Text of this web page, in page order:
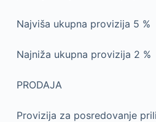
Najviša ukupna provizija 5 %
Najniža ukupna provizija 2 %
PRODAJA
Provizija za posredovanje